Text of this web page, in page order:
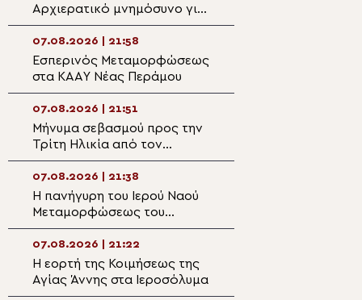
Αρχιερατικό μνημόσυνο για
τον π. Δημήτριο Μαρτσούκο
στον Άγιο Ιωάννη Απιδέας
07.08.2026 | 21:58
Εσπερινός Μεταμορφώσεως
στα ΚΑΑΥ Νέας Περάμου
07.08.2026 | 21:51
Μήνυμα σεβασμού προς την
Τρίτη Ηλικία από τον
Μητροπολίτη Σπάρτης στη
Ρειχέα
07.08.2026 | 21:38
Η πανήγυρη του Ιερού Ναού
Μεταμορφώσεως του
Σωτήρος στη Λέρο
07.08.2026 | 21:22
Η εορτή της Κοιμήσεως της
Αγίας Άννης στα Ιεροσόλυμα